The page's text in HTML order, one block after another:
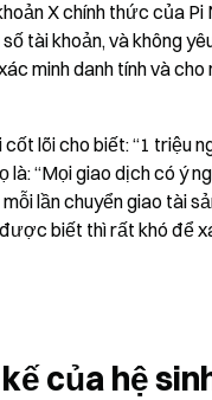
X chính thức của
tài khoản, và không
minh danh tính và
cốt lõi cho biết: “1
là: “Mọi giao dịch có
lần chuyển giao tài
biết thì rất khó để
của hệ